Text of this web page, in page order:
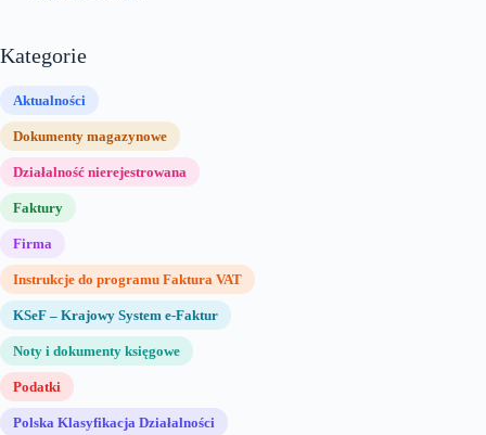
Kategorie
Aktualności
Dokumenty magazynowe
Działalność nierejestrowana
Faktury
Firma
Instrukcje do programu Faktura VAT
KSeF – Krajowy System e-Faktur
Noty i dokumenty księgowe
Podatki
Polska Klasyfikacja Działalności